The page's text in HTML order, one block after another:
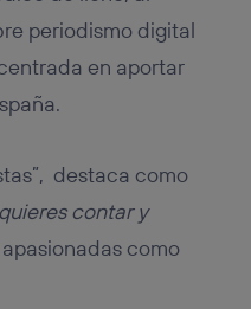
periodismo digital
en aportar
destaca como
contar y
como
se
que
la parte